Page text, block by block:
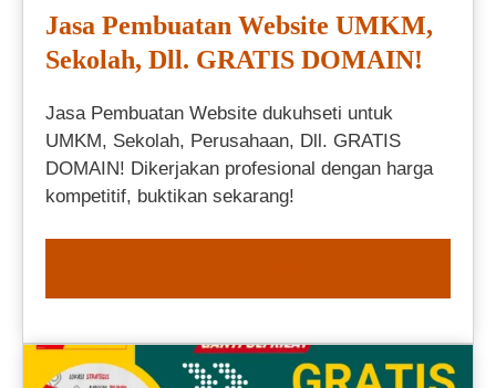
Jasa Pembuatan Website UMKM,
Sekolah, Dll. GRATIS DOMAIN!
Jasa Pembuatan Website dukuhseti untuk
UMKM, Sekolah, Perusahaan, Dll. GRATIS
DOMAIN! Dikerjakan profesional dengan harga
kompetitif, buktikan sekarang!